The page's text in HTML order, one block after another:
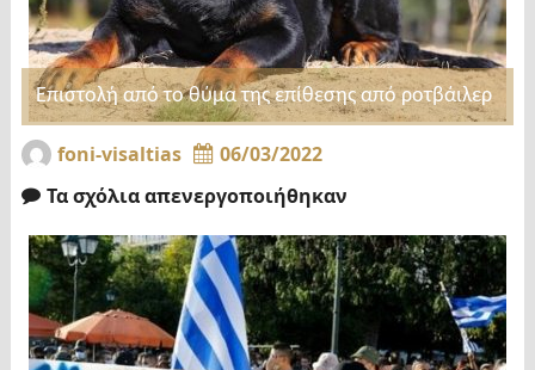
Επιστολή από το θύμα της επίθεσης από ροτβάιλερ
foni-visaltias
06/03/2022
Τα σχόλια απενεργοποιήθηκαν